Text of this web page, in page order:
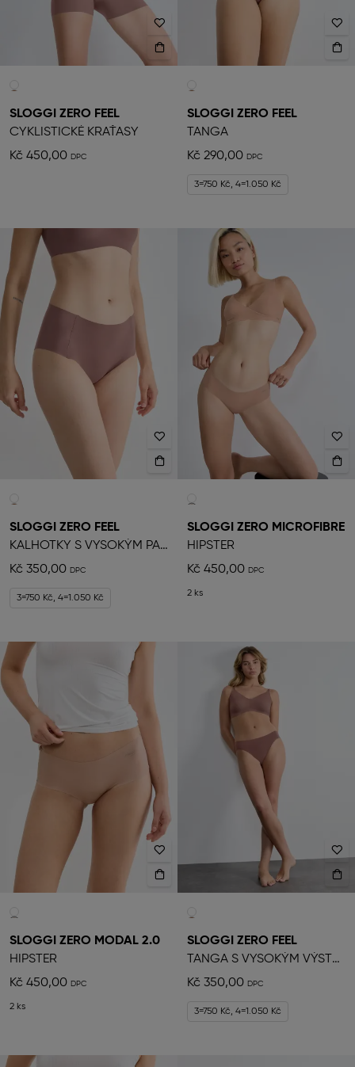
SLOGGI ZERO FEEL
CYKLISTICKÉ KRAŤASY
Kč 450,00
SLOGGI ZERO FEEL
TANGA
Kč 290,00
3=750 Kč, 4=1.050 Kč
SLOGGI ZERO FEEL
KALHOTKY S VYSOKÝM PASEM
Kč 350,00
3=750 Kč, 4=1.050 Kč
SLOGGI ZERO MICROFIBRE
HIPSTER
Kč 450,00
2 ks
SLOGGI ZERO MODAL 2.0
HIPSTER
Kč 450,00
2 ks
SLOGGI ZERO FEEL
TANGA S VYSOKÝM VÝSTŘIHEM
Kč 350,00
3=750 Kč, 4=1.050 Kč